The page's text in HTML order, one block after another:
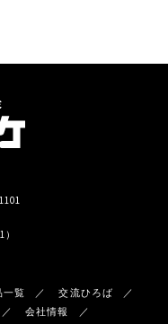
一覧
交流ひろば
会社情報